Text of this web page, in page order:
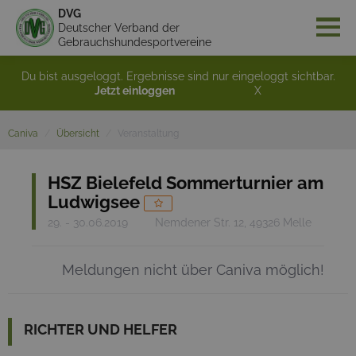
DVG
Deutscher Verband der
Gebrauchshundesportvereine
Du bist ausgeloggt. Ergebnisse sind nur eingeloggt sichtbar.
Jetzt einloggen
X
Caniva Übersicht
HSZ Bielefeld Sommerturnier am
Ludwigsee
29. - 30.06.2019 Nemdener Str. 12, 49326 Melle
Meldungen nicht über Caniva möglich!
RICHTER UND HELFER